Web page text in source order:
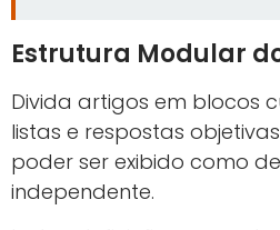
Estrutura Modular
Divida artigos em blocos
listas e respostas
poder ser exibido como
independente.